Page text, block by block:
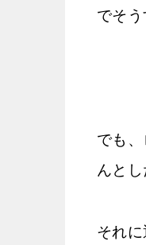
でそう
でも
んと
それ